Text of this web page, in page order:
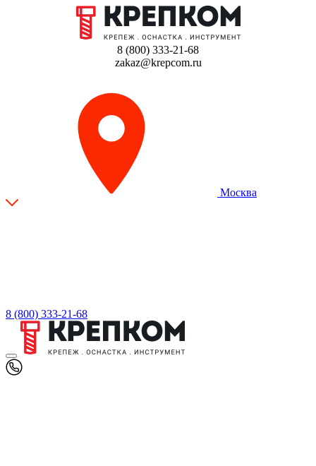
8 (800) 333-21-68
zakaz@krepcom.ru
Москва
8 (800) 333-21-68